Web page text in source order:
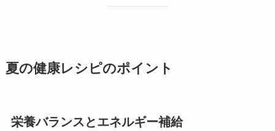
夏の健康レシピのポイント
栄養バランスとエネルギー補給